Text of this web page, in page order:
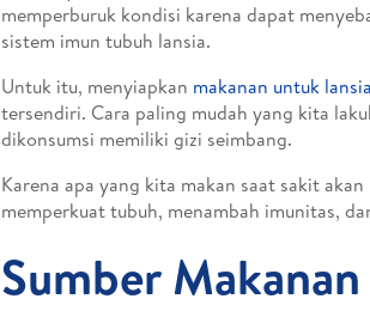
memperburuk kondisi karena dapat
sistem imun tubuh lansia.
Untuk itu, menyiapkan makanan untuk lansia
tersendiri. Cara paling mudah yang kita
dikonsumsi memiliki gizi seimbang.
Karena apa yang kita makan saat sakit
memperkuat tubuh, menambah imunitas,
Sumber